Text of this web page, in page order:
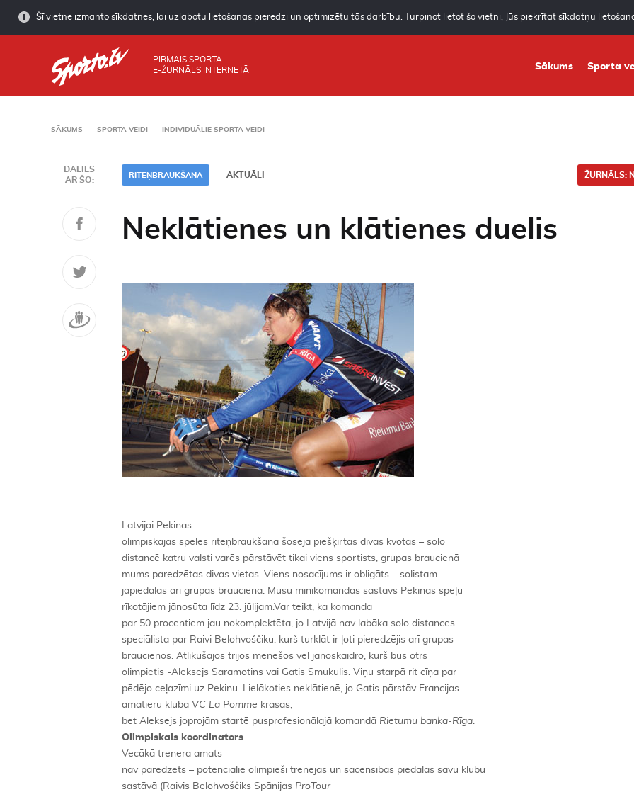
Šī vietne izmanto sīkdatnes, lai uzlabotu lietošanas pieredzi un optimizētu tās darbību. Turpinot lietot šo vietni, Jūs piekrītat sīkdatņu
PIRMAIS SPORTA
E-ŽURNĀLS INTERNETĀ
Sākums Sporta
SĀKUMS SPORTA VEIDI INDIVIDUĀLIE SPORTA VEIDI
DALIES
AR ŠO:
RITEŅBRAUKŠANA ŽURNĀLS:
AKTUĀLI
Neklātienes un klātienes duelis
Latvijai Pekinas
olimpiskajās spēlēs riteņbraukšanā šosejā piešķirtas divas kvotas – solo
distancē katru valsti varēs pārstāvēt tikai viens sportists, grupas braucienā
mums paredzētas divas vietas. Viens nosacījums ir obligāts – solistam
jāpiedalās arī grupas braucienā. Mūsu minikomandas sastāvs Pekinas spēļu
rīkotājiem jānosūta līdz 23. jūlijam.Var teikt, ka komanda
par 50 procentiem jau nokomplektēta, jo Latvijā nav labāka solo distances
speciālista par Raivi Belohvoščiku, kurš turklāt ir ļoti pieredzējis arī grupas
braucienos. Atlikušajos trijos mēnešos vēl jānoskaidro, kurš būs otrs
olimpietis -Aleksejs Saramotins vai Gatis Smukulis. Viņu starpā rit cīņa par
pēdējo ceļazīmi uz Pekinu. Lielākoties neklātienē, jo Gatis pārstāv Francijas
amatieru kluba VC La Pomme krāsas,
bet Aleksejs joprojām startē pusprofesionālajā komandā Rietumu banka-Rīga.
Olimpiskais koordinators
Vecākā trenera amats
nav paredzēts – potenciālie olimpieši trenējas un sacensībās piedalās savu klubu
sastāvā (Raivis Belohvoščiks Spānijas ProTour